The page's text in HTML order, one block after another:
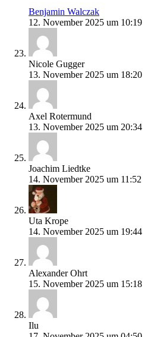
Benjamin Walczak
12. November 2025 um 10:19
Nicole Gugger
13. November 2025 um 18:20
Axel Rotermund
13. November 2025 um 20:34
Joachim Liedtke
14. November 2025 um 11:52
Uta Krope
14. November 2025 um 19:44
Alexander Ohrt
15. November 2025 um 15:18
Ilu